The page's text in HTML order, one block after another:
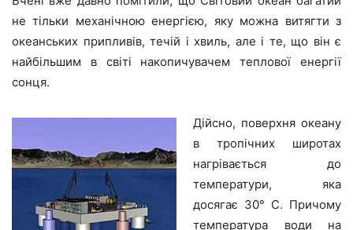
не тільки механічною енергією, яку можна витягти з
океанських припливів, течій і хвиль, але і те, що він є
найбільшим в світі накопичувачем теплової енергії
сонця.
Дійсно, поверхня океану
в тропічних широтах
нагрівається до
температури, яка
досягає 30° С. Причому
температура води на